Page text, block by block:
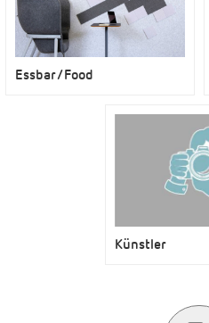
Essbar/Food
Künstler